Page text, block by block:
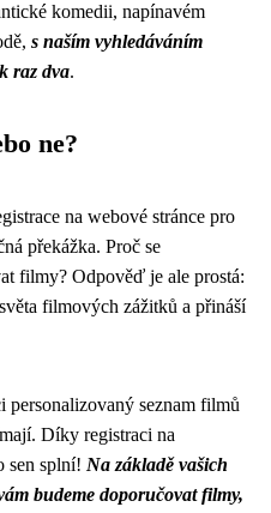
komedii, napínavém
s naším vyhledáváním
raz dva.
ne?
na webové stránce pro
překážka. Proč se
filmy? Odpověď je ale prostá:
filmových zážitků a přináší
personalizovaný seznam filmů
Díky registraci na
sen splní! Na základě vašich
budeme doporučovat filmy,